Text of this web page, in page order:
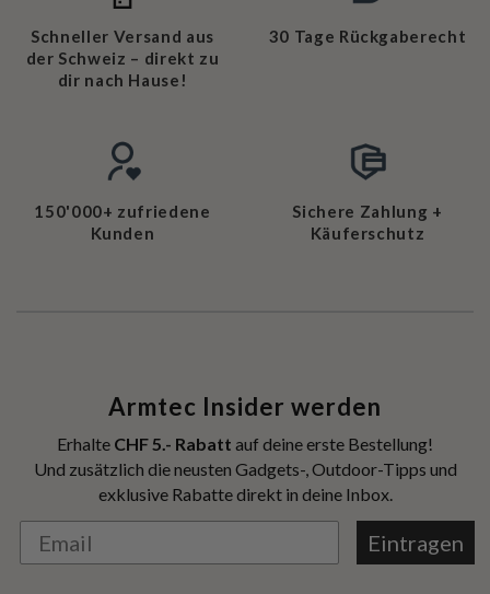
Schneller Versand aus
der Schweiz – direkt zu
dir nach Hause!
30 Tage Rückgaberecht
150'000+ zufriedene
Kunden
Sichere Zahlung +
Käuferschutz
Armtec Insider werden
Erhalte CHF 5.- Rabatt auf deine erste Bestellung!
Und zusätzlich die neusten Gadgets-, Outdoor-Tipps und
exklusive Rabatte direkt in deine Inbox.
Eintragen